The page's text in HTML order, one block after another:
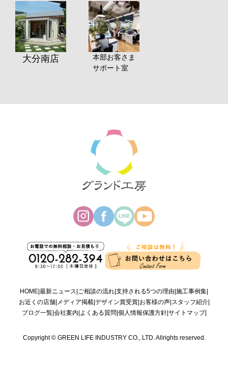
大分南店
本部お客さま
サポート室
HOME 最新ニュース ご相談の流れ 支持される5つの理由 施工事例集
お近くの店舗 メディア掲載 デザイン賞受賞 お客様の声 スタッフ紹介
ブログ一覧 会社案内 よくある質問 個人情報保護方針 サイトマップ
Copyright © GREEN LIFE INDUSTRY CO., LTD. Allrights reserved.